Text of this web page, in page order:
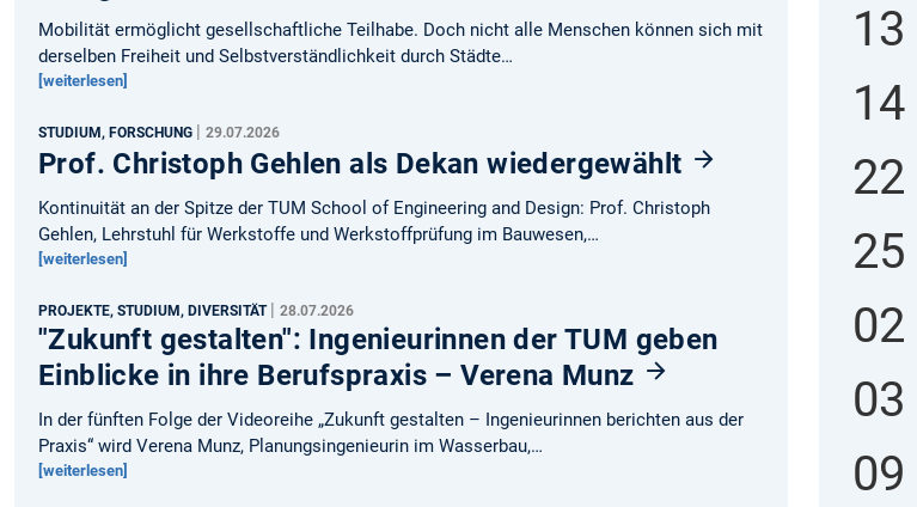
Mobilität ermöglicht gesellschaftliche Teilhabe. Doch nicht alle Menschen können sich mit
derselben Freiheit und Selbstverständlichkeit durch Städte…
[weiterlesen]
STUDIUM, FORSCHUNG | 29.07.2026
Prof. Christoph Gehlen als Dekan wiedergewählt
Kontinuität an der Spitze der TUM School of Engineering and Design: Prof. Christoph
Gehlen, Lehrstuhl für Werkstoffe und Werkstoffprüfung im Bauwesen,…
[weiterlesen]
PROJEKTE, STUDIUM, DIVERSITÄT | 28.07.2026
"Zukunft gestalten": Ingenieurinnen der TUM geben
Einblicke in ihre Berufspraxis – Verena Munz
In der fünften Folge der Videoreihe „Zukunft gestalten – Ingenieurinnen berichten aus der
Praxis“ wird Verena Munz, Planungsingenieurin im Wasserbau,…
[weiterlesen]
13
14
22
25
02
03
09